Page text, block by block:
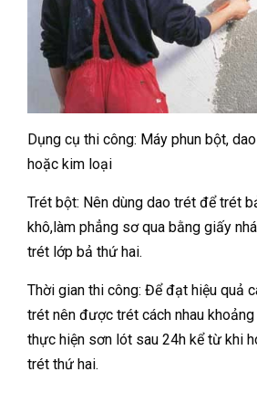
Dụng cụ thi công: Máy phun bột,
hoặc kim loại
Trét bột: Nên dùng dao trét để trét
khô,làm phẳng sơ qua bằng giấy
trét lớp bả thứ hai.
Thời gian thi công: Để đạt hiệu quả
trét nên được trét cách nhau
thực hiện sơn lót sau 24h kể từ khi
trét thứ hai.